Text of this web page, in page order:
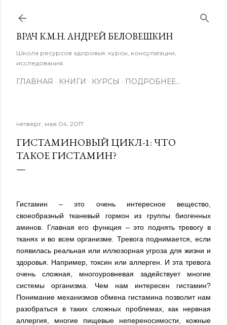
ВРАЧ К.М.Н. АНДРЕЙ БЕЛОВЕШКИН
Школа ресурсов здоровья: курсы, консультации,
исследования.
ГЛАВНАЯ КНИГИ КУРСЫ ПОДРОБНЕЕ…
четверг, мая 04, 2017
ГИСТАМИНОВЫЙ ЦИКЛ-1: ЧТО
ТАКОЕ ГИСТАМИН?
Гистамин – это очень интересное вещество,
своеобразный тканевый гормон из группы биогенных
аминов. Главная его функция – это поднять тревогу в
тканях и во всем организме. Тревога поднимается, если
появилась реальная или иллюзорная угроза для жизни и
здоровья. Например, токсин или аллерген. И эта тревога
очень сложная, многоуровневая задействует многие
системы организма. Чем нам интересен гистамин?
Понимание механизмов обмена гистамина позволит нам
разобраться в таких сложных проблемах, как нервная
аллергия, многие пищевые непереносимости, кожные